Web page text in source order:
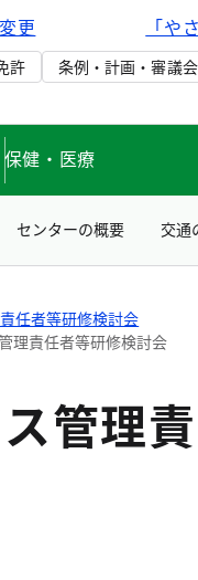
更 「や
許 条例・計画・審議会
保健・医療
センターの概要 交通
任者等研修検討会
理責任者等研修検討会
管理責